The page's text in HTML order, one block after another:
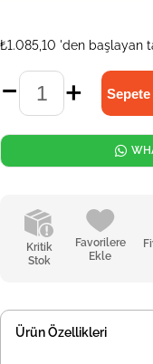
₺1.085,10 'den başlayan
Kritik
Stok
Favorilere
Ekle
Ürün Özellikleri